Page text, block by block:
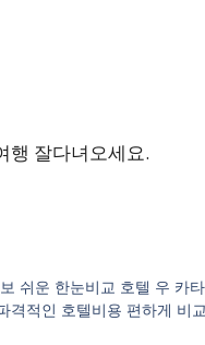
행 잘다녀오세요.
쉬운 한눈비교 호텔 우 카
격적인 호텔비용 편하게